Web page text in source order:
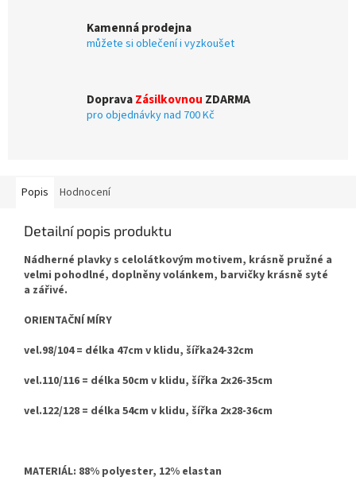
Kamenná prodejna
můžete si oblečení i vyzkoušet
DopravaZásilkovnou ZDARMA
pro objednávky nad 700 Kč
Popis Hodnocení
Detailní popis produktu
Nádherné plavky s celolátkovým motivem, krásně pružné a
velmi pohodlné, doplněny volánkem, barvičky krásně syté
a zářivé.
ORIENTAČNÍ MÍRY
vel.98/104 = délka 47cm v klidu, šířka24-32cm
vel.110/116 = délka 50cm v klidu, šířka 2x26-35cm
vel.122/128 = délka 54cm v klidu, šířka 2x28-36cm
MATERIÁL: 88% polyester, 12% elastan